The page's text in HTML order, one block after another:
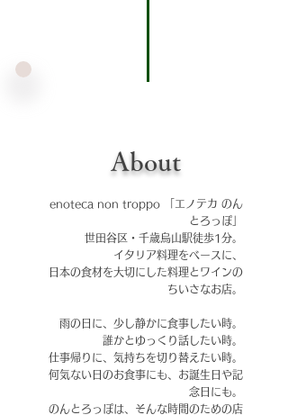
About
enoteca non troppo
「エノテカ のん
とろっぽ」
世田谷区・千歳烏山駅徒歩1分。
イタリア料理をベースに、
日本の食材を大切にした料理とワインの
ちいさなお店。
雨の日に、少し静かに食事したい時。
誰かとゆっくり話したい時。
仕事帰りに、気持ちを切り替えたい時。
何気ない日のお食事にも、お誕生日や記
念日にも。
のんとろっぽは、そんな時間のための店